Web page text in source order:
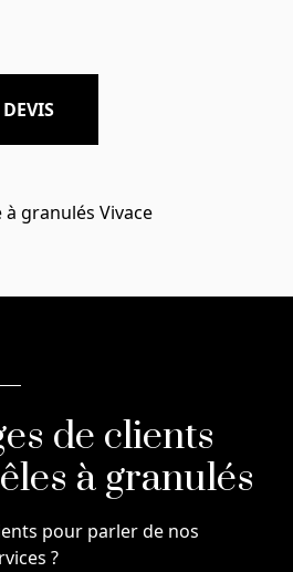
de clients
à granulés
pour parler de nos
?